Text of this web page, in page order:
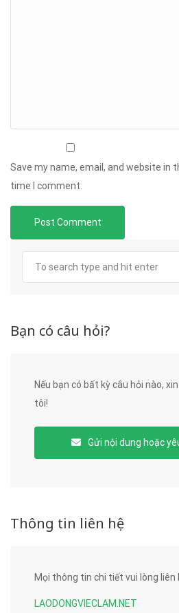
Save my name, email, and website in
time I comment.
Bạn có câu hỏi?
Nếu bạn có bất kỳ câu hỏi nào,
tôi!
Gửi nội dung hoặc
Thông tin liên hệ
Mọi thông tin chi tiết vui lòng liên
LAODONGVIECLAM.NET